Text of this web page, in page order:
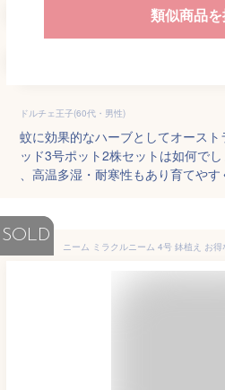
類似商品
ドルチェ王子(60代・男性)
蚊に効果的なハーブとしてオース
ッド3号ポット2株セットは如何で
、高温多湿・耐寒性もあり育てや
SOLD